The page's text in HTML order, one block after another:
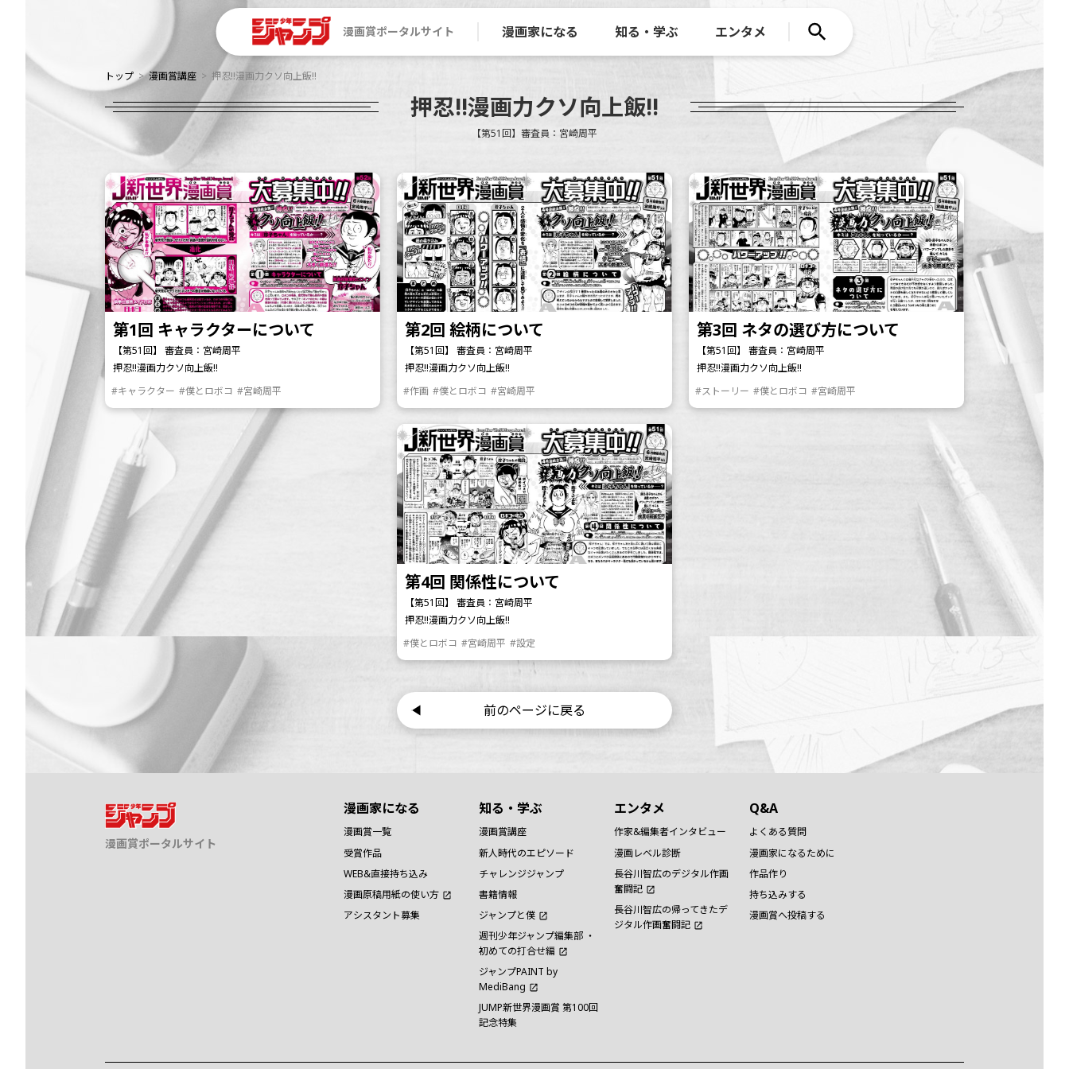
漫画賞ポータルサイト 漫画家になる 知る・学ぶ エンタメ
トップ 漫画賞講座 押忍!!漫画力クソ向上飯!!
押忍!!漫画力クソ向上飯!!
【第51回】審査員：宮崎周平
第1回 キャラクターについて
【第51回】 審査員：宮崎周平
押忍!!漫画力クソ向上飯!!
#キャラクター #僕とロボコ #宮崎周平
第2回 絵柄について
【第51回】 審査員：宮崎周平
押忍!!漫画力クソ向上飯!!
#作画 #僕とロボコ #宮崎周平
第3回 ネタの選び方について
【第51回】 審査員：宮崎周平
押忍!!漫画力クソ向上飯!!
#ストーリー #僕とロボコ #宮崎周平
第4回 関係性について
【第51回】 審査員：宮崎周平
押忍!!漫画力クソ向上飯!!
#僕とロボコ #宮崎周平 #設定
前のページに戻る
漫画賞ポータルサイト
漫画家になる
漫画賞一覧
受賞作品
WEB&直接持ち込み
漫画原稿用紙の使い方
アシスタント募集
知る・学ぶ
漫画賞講座
新人時代のエピソード
チャレンジジャンプ
書籍情報
ジャンプと僕
週刊少年ジャンプ編集部 ・
初めての打合せ編
ジャンプPAINT by
MediBang
JUMP新世界漫画賞 第100回
記念特集
エンタメ
作家&編集者インタビュー
漫画レベル診断
長谷川智広のデジタル作画
奮闘記
長谷川智広の帰ってきたデ
ジタル作画奮闘記
Q&A
よくある質問
漫画家になるために
作品作り
持ち込みする
漫画賞へ投稿する